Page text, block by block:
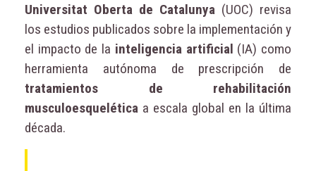
Universitat Oberta de Catalunya (UOC) revisa
los estudios publicados sobre la implementación y
el impacto de la inteligencia artificial (IA) como
herramienta autónoma de prescripción de
tratamientos de
rehabilitación
musculoesquelética a escala global en la última
década.